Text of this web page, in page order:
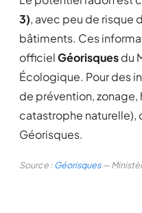
3), avec peu de risque
bâtiments. Ces
officielGéorisquesdu
Écologique. Pour des
de prévention,
catastrophe naturelle),
Géorisques.
Source :Géorisques—